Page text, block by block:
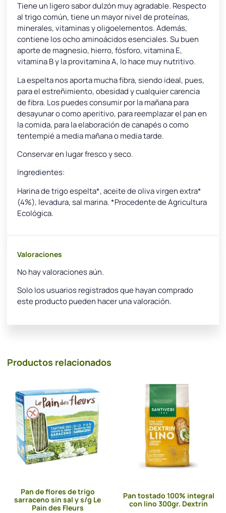
Tiene un ligero sabor dulzón muy agradable. Respecto
al trigo común, tiene un mayor nivel de proteínas,
minerales, vitaminas y oligoelementos. Además,
contiene los ocho aminoácidos esenciales. Su buen
aporte de magnesio, hierro, fósforo, vitamina E,
vitamina B y la provitamina A, lo hace muy nutritivo.
La espelta nos aporta mucha fibra, siendo ideal, pues,
para el estreñimiento, obesidad y cualquier carencia
de fibra. Los puedes consumir por la mañana para
desayunar o como aperitivo, para reemplazar el pan en
la comida, para la elaboración de canapés o como
tentempié a media mañana o media tarde.
Conservar en lugar fresco y seco.
Ingredientes:
Harina de trigo espelta*, aceite de oliva virgen extra*
(4%), levadura, sal marina. *Procedente de Agricultura
Ecológica.
Valoraciones
No hay valoraciones aún.
Solo los usuarios registrados que hayan comprado
este producto pueden hacer una valoración.
Productos relacionados
Pan de flores de trigo
sarraceno sin sal y s/g Le
Pain des Fleurs
Pan tostado 100% integral
con lino 300gr. Dextrin